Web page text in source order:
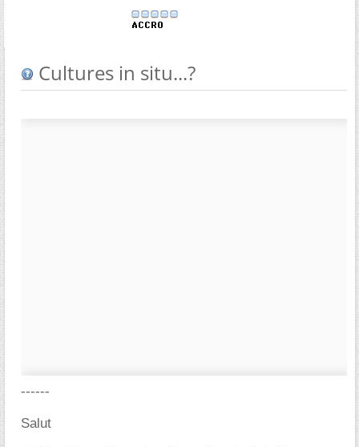
Cultures in situ...?
------
Salut